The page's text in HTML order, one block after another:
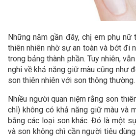
Những năm gần đây, chị em phụ nữ
thiên nhiên nhờ sự an toàn và bớt đi
trong bảng thành phần. Tuy nhiên,
nghi về khả năng giữ màu cũng như
son thiên nhiên với son thông thường.
Nhiều người quan niệm rằng son
chì) không có khả năng giữ màu và
bằng các loại son khác. Đó là một
và son không chì cần người tiêu